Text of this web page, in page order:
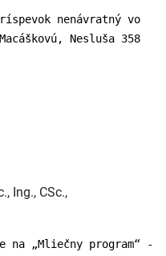
nenávratný vo
Nesluša 358
Ing., CSc.,
na „Mliečny program“ -